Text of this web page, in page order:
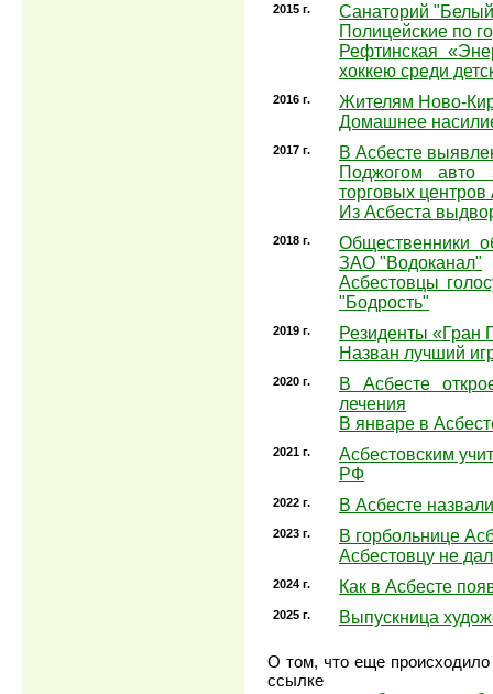
2015 г.
Санаторий
Полицейские по
Рефтинская
хоккею среди
2016 г.
Жителям Ново-
Домашнее
2017 г.
В Асбесте
Поджогом авто
торговых центров
Из Асбеста
2018 г.
Общественники
ЗАО "Водоканал"
Асбестовцы
"Бодрость"
2019 г.
Резиденты «Гран
Назван лучший
2020 г.
В Асбесте
лечения
В январе в
2021 г.
Асбестовским
РФ
2022 г. В Асбесте
2023 г.
В горбольнице
Асбестовцу не
2024 г. Как в Асбесте
2025 г. Выпускница
О том, что еще происходило
ссылке